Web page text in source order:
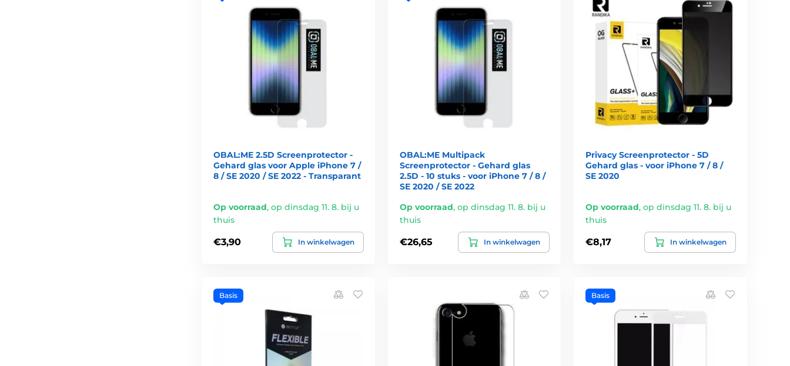
OBAL:ME 2.5D Screenprotector -
Gehard glas voor Apple iPhone 7 /
8 / SE 2020 / SE 2022 - Transparant
Op voorraad, op dinsdag 11. 8. bij u
thuis
€3,90 In winkelwagen
OBAL:ME Multipack
Screenprotector - Gehard glas
2.5D - 10 stuks - voor iPhone 7 / 8 /
SE 2020 / SE 2022
Op voorraad, op dinsdag 11. 8. bij u
thuis
€26,65 In winkelwagen
Privacy Screenprotector - 5D
Gehard glas - voor iPhone 7 / 8 /
SE 2020
Op voorraad,op dinsdag 11. 8. bij u
thuis
€8,17 In winkelwagen
Basis Basis